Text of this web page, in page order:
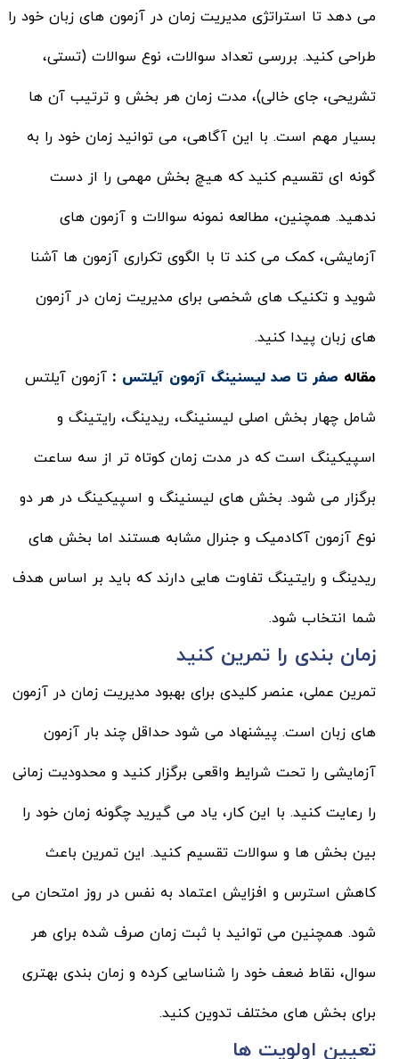
می دهد تا استراتژی مدیریت زمان در آزمون های زبان خود را
طراحی کنید. بررسی تعداد سوالات، نوع سوالات (تستی،
تشریحی، جای خالی)، مدت زمان هر بخش و ترتیب آن ها
بسیار مهم است. با این آگاهی، می توانید زمان خود را به
گونه ای تقسیم کنید که هیچ بخش مهمی را از دست
ندهید. همچنین، مطالعه نمونه سوالات و آزمون های
آزمایشی، کمک می کند تا با الگوی تکراری آزمون ها آشنا
شوید و تکنیک های شخصی برای مدیریت زمان در آزمون
های زبان پیدا کنید.
مقاله صفر تا صد لیسنینگ آزمون آیلتس : آزمون آیلتس
شامل چهار بخش اصلی لیسنینگ، ریدینگ، رایتینگ و
اسپیکینگ است که در مدت زمان کوتاه تر از سه ساعت
برگزار می شود. بخش های لیسنینگ و اسپیکینگ در هر دو
نوع آزمون آکادمیک و جنرال مشابه هستند اما بخش های
ریدینگ و رایتینگ تفاوت هایی دارند که باید بر اساس هدف
شما انتخاب شود.
زمان بندی را تمرین کنید
تمرین عملی، عنصر کلیدی برای بهبود مدیریت زمان در آزمون
های زبان است. پیشنهاد می شود حداقل چند بار آزمون
آزمایشی را تحت شرایط واقعی برگزار کنید و محدودیت زمانی
را رعایت کنید. با این کار، یاد می گیرید چگونه زمان خود را
بین بخش ها و سوالات تقسیم کنید. این تمرین باعث
کاهش استرس و افزایش اعتماد به نفس در روز امتحان می
شود. همچنین می توانید با ثبت زمان صرف شده برای هر
سوال، نقاط ضعف خود را شناسایی کرده و زمان بندی بهتری
برای بخش های مختلف تدوین کنید.
تعیین اولویت ها